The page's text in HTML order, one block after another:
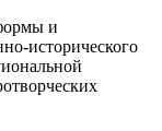
и
исторического